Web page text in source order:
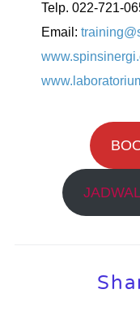
Telp. 022-721-
Email: